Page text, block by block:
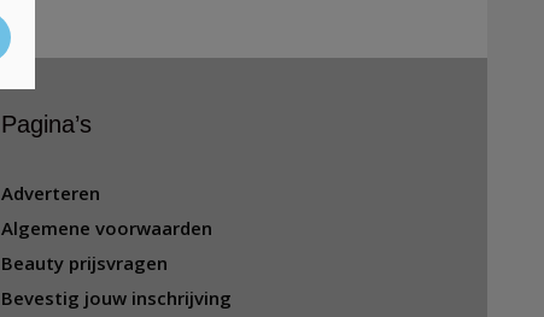
Pagina’s
Adverteren
Algemene voorwaarden
Beauty prijsvragen
Bevestig jouw inschrijving